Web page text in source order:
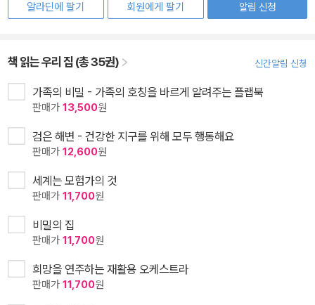
알라딘에 팔기
회원에게 팔기
알림 신청
책 읽는 우리 집 (총 35권) 신간알림 신청
가족의 비밀 - 가족의 호칭을 바르게 알려주는 플랩북
판매가 13,500원
검은 해변 - 건강한 지구를 위해 모두 행동해요
판매가 12,600원
세계는 모험가의 것
판매가 11,700원
비밀의 집
판매가 11,700원
희망을 연주하는 재활용 오케스트라
판매가 11,700원